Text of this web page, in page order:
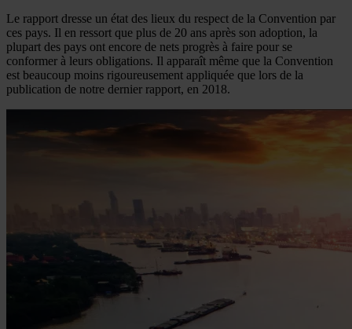
Le rapport dresse un état des lieux du respect de la Convention par
ces pays. Il en ressort que plus de 20 ans après son adoption, la
plupart des pays ont encore de nets progrès à faire pour se
conformer à leurs obligations. Il apparaît même que la Convention
est beaucoup moins rigoureusement appliquée que lors de la
publication de notre dernier rapport, en 2018.